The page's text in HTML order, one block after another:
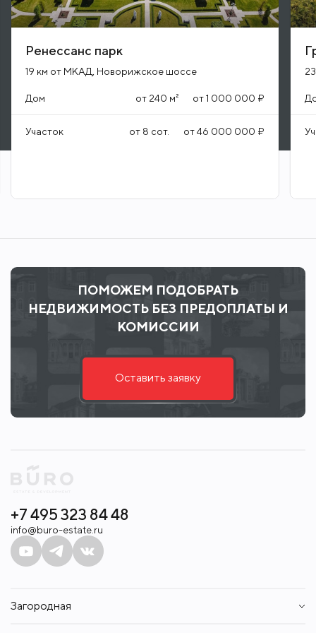
Ренессанс парк
19 км от МКАД, Новорижское шоссе
Дом от 240 м² от1 000 000 ₽
Участок от 8 сот. от46 000 000 ₽
ПОМОЖЕМ ПОДОБРАТЬ
НЕДВИЖИМОСТЬ БЕЗ ПРЕДОПЛАТЫ И
КОМИССИИ
Оставить заявку
+7 495 323 84 48
info@buro-estate.ru
Загородная